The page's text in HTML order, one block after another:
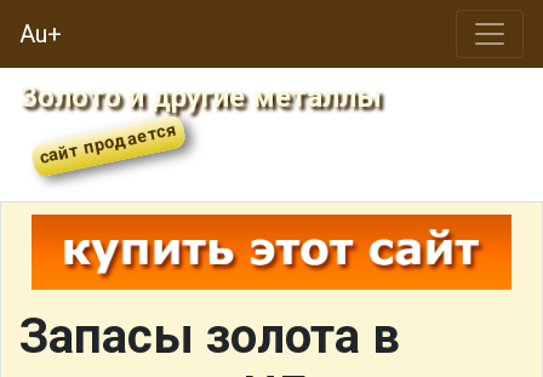
Au+
Золото и другие металлы
Запасы золота в